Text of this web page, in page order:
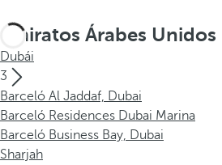
Emiratos Árabes Unidos
Dubái
3
Barceló Al Jaddaf, Dubai
Barceló Residences Dubai Marina
Barceló Business Bay, Dubai
Sharjah